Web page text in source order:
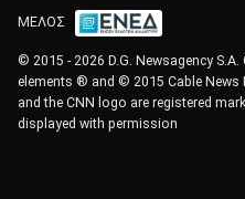
ΜΕΛΟΣ
© 2015 - 2026 D.G. Newsagency
elements ® and © 2015 Cable News
and the CNN logo are registered
displayed with permission